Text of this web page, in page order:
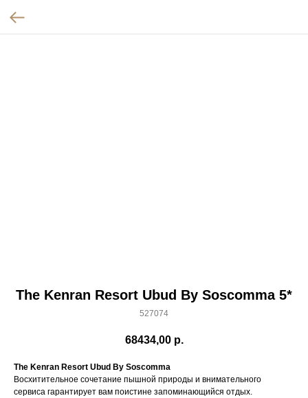
The Kenran Resort Ubud By Soscomma 5*
527074
68434,00 р.
The Kenran Resort Ubud By Soscomma
Восхитительное сочетание пышной природы и внимательного
сервиса гарантирует вам поистине запоминающийся отдых.